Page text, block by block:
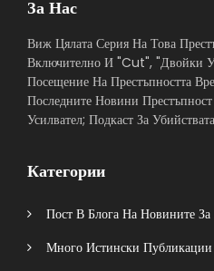
За Нас
Виж Цялата Серия На Това
Включително И "Cut", "Двойки
Посещение На Престъпността
Последните Новини
Усилвател; Подкаст За
Категории
Пост В Блога На Новините За
Много Истински Публикации